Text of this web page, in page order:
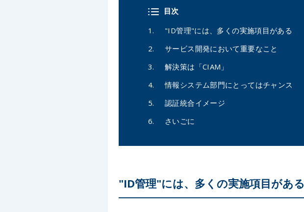
目次
"ID管理"には、多くの実施項目がある
サービス開発において重要なこと
解決策は「CIAM」
情報システム部門にとってはチャンス
認証統合イメージ
さいごに
"ID管理"には、多くの実施項目がある